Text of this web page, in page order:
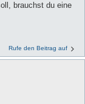
brauchst du eine
Rufe den Beitrag auf